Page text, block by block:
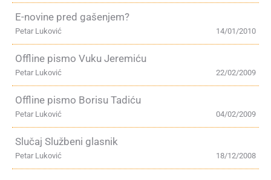
E-novine pred gašenjem?
14/01/2010
Petar Luković
Offline pismo Vuku Jeremiću
22/02/2009
Petar Luković
Offline pismo Borisu Tadiću
04/02/2009
Petar Luković
Slučaj Službeni glasnik
18/12/2008
Petar Luković